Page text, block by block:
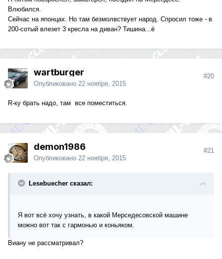
Влюбился.
Сейчас на японцах. Но там безмолвствует народ. Спросил тоже - в
200-сотый влезет 3 кресла на диван? Тишина...ё
wartburger
Опубликовано 22 ноября, 2015
#20
R-ку брать надо, там все поместиться.
demon1986
Опубликовано 22 ноября, 2015
#21
Lesebuecher сказал:
Я вот всё хочу узнать, в какой Мерседесовской машине
можно вот так с гармонью и коньяком.
Виану не рассматривал?